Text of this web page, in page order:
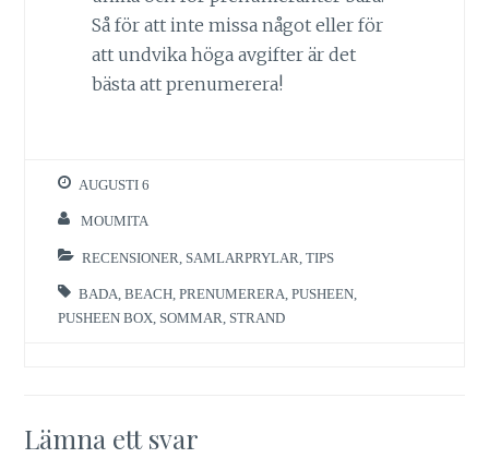
Så för att inte missa något eller för
att undvika höga avgifter är det
bästa att prenumerera!
AUGUSTI 6
MOUMITA
RECENSIONER SAMLARPRYLAR ,TIPS
BADA ,BEACH ,PRENUMERERA ,PUSHEEN
PUSHEEN BOX SOMMAR STRAND
Lämna ett svar